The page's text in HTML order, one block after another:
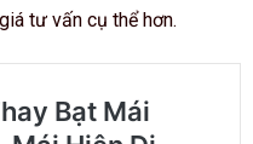
tư vấn cụ thể hơn.